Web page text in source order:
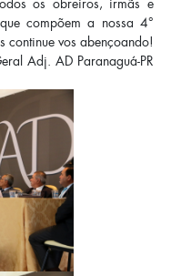
compõem a nossa 4°
continue vos abençoando!
Adj. AD Paranaguá-PR